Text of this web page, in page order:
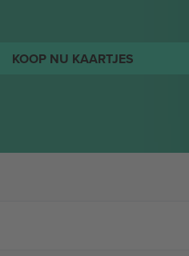
KOOP NU KAARTJES